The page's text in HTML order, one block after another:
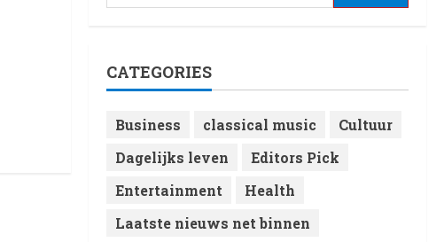
CATEGORIES
Business classical music
Cultuur
Dagelijks leven
Editors Pick
Entertainment
Health
Laatste nieuws net binnen